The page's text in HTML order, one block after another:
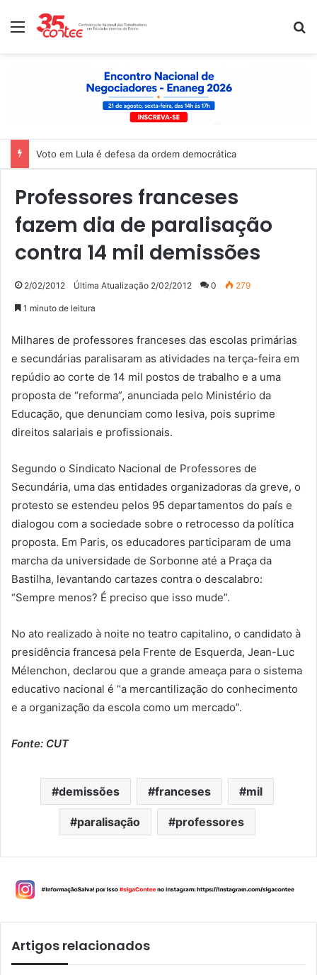
Menu
Voto em Lula é defesa da ordem democrática
Professores franceses
fazem dia de paralisação
contra 14 mil demissões
2/02/2012 Última Atualização 2/02/2012 0 279
1 minuto de leitura
Milhares de professores franceses das escolas primárias
e secundárias paralisaram as atividades na terça-feira em
repúdio ao corte de 14 mil postos de trabalho e a uma
proposta de “reforma”, anunciada pelo Ministério da
Educação, que denunciam como lesiva, pois suprime
direitos salariais e profissionais.
Segundo o Sindicato Nacional de Professores de
Secundária, uma das entidades organizadoras da greve, o
protesto se estendeu pelos 95 departamentos do país e
dialogou com a sociedade sobre o retrocesso da política
proposta. Em Paris, os educadores participaram de uma
marcha da universidade de Sorbonne até a Praça da
Bastilha, levantando cartazes contra o descalabro:
“Sempre menos? É preciso que isso mude”.
No ato realizado à noite no teatro capitalino, o candidato à
presidência francesa pela Frente de Esquerda, Jean-Luc
Mélenchon, declarou que a grande ameaça para o sistema
educativo nacional é “a mercantilização do conhecimento
e a organização da escola como um mercado”.
Fonte: CUT
demissões franceses mil
paralisação professores
Artigos relacionados